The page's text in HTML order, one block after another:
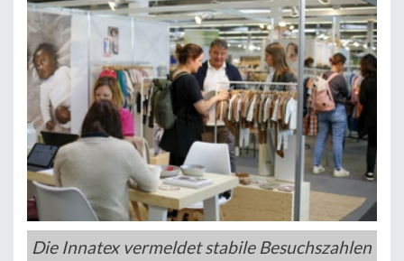
Die Innatex vermeldet stabile Besuchszahlen